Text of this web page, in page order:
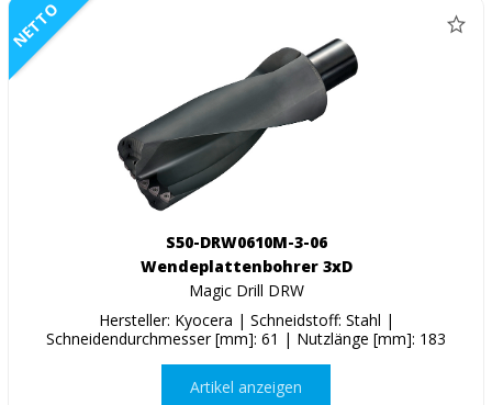
NETTO
S50-DRW0610M-3-06
Wendeplattenbohrer 3xD
Magic Drill DRW
Hersteller: Kyocera | Schneidstoff: Stahl |
Schneidendurchmesser [mm]: 61 | Nutzlänge [mm]: 183
Artikel anzeigen